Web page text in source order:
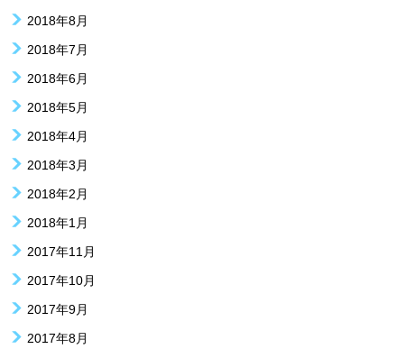
2018年8月
2018年7月
2018年6月
2018年5月
2018年4月
2018年3月
2018年2月
2018年1月
2017年11月
2017年10月
2017年9月
2017年8月